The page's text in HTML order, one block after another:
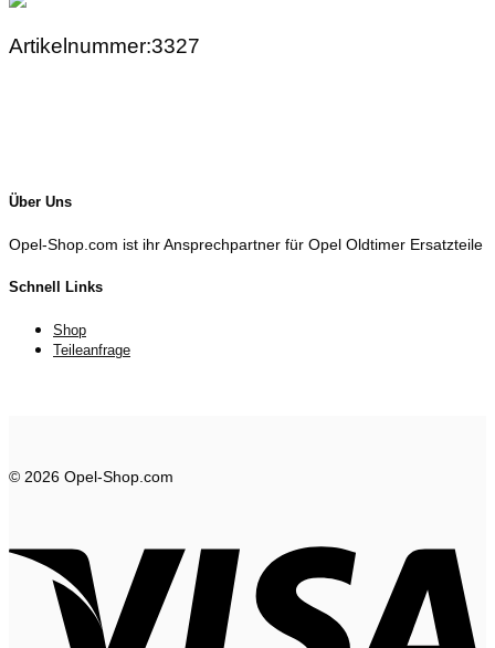
Artikelnummer:3327
Über Uns
Opel-Shop.com ist ihr Ansprechpartner für Opel Oldtimer Ersatzteile
Schnell Links
Shop
Teileanfrage
© 2026 Opel-Shop.com